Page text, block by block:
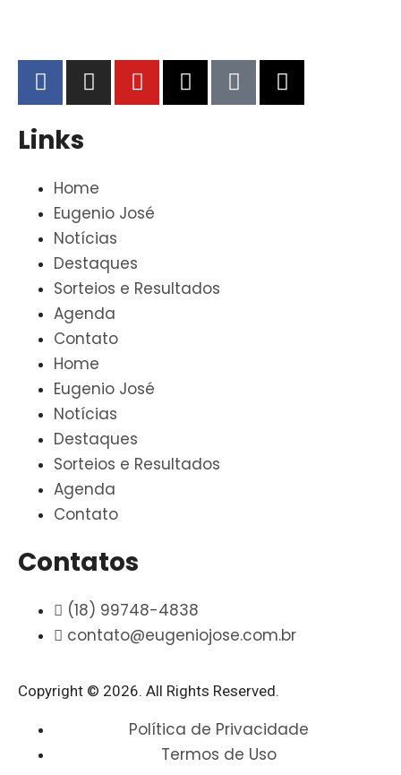
Links
Home
Eugenio José
Notícias
Destaques
Sorteios e Resultados
Agenda
Contato
Home
Eugenio José
Notícias
Destaques
Sorteios e Resultados
Agenda
Contato
Contatos
(18) 99748-4838
contato@eugeniojose.com.br
Copyright © 2026. All Rights Reserved.​
Política de Privacidade
Termos de Uso